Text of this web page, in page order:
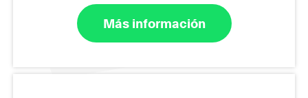
Más información